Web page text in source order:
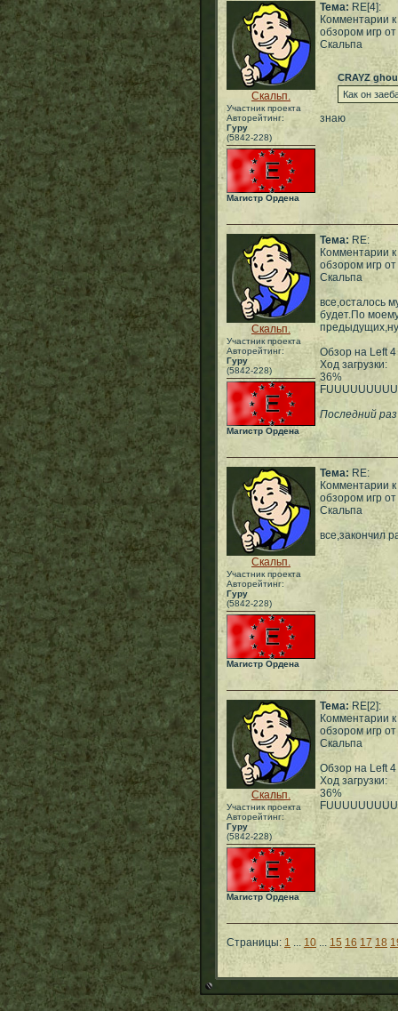
Скальп.
Участник проекта
Авторейтинг:
Гуру
(5842-228)
Магистр Ордена
Тема: RE[4]:
Комментарии к
обзором игр от
Скальпа
CRAYZ
Как он
знаю
Скальп.
Участник проекта
Авторейтинг:
Гуру
(5842-228)
Магистр Ордена
Тема: RE:
Комментарии к
обзором игр от
Скальпа
все,осталось
будет.По
Обзор на Left 4
Ход загрузки:
36%
Последний
Скальп.
Участник проекта
Авторейтинг:
Гуру
(5842-228)
Магистр Ордена
Тема: RE:
Комментарии к
обзором игр от
Скальпа
все,закончил
Скальп.
Участник проекта
Авторейтинг:
Гуру
(5842-228)
Магистр Ордена
Тема: RE[2]:
Комментарии к
обзором игр от
Скальпа
Обзор на Left 4
Ход загрузки:
36%
Страницы: 1 ... 10 ... 15 16 17 18